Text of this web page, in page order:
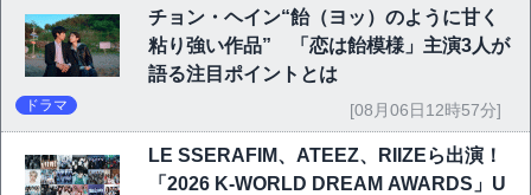
チョン・ヘイン“飴（ヨッ）のように甘く
粘り強い作品” 「恋は飴模様」主演3人が
語る注目ポイントとは
ドラマ [08月06日12時57分]
LE SSERAFIM、ATEEZ、RIIZEら出演！
「2026 K-WORLD DREAM AWARDS」U